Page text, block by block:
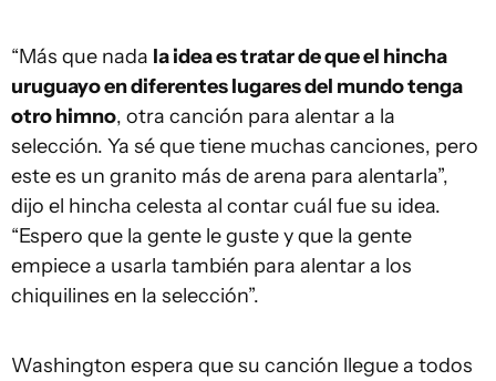
“Más que nada la idea es tratar de que el hincha
uruguayo en diferentes lugares del mundo tenga
otro himno, otra canción para alentar a la
selección. Ya sé que tiene muchas canciones, pero
este es un granito más de arena para alentarla”,
dijo el hincha celesta al contar cuál fue su idea.
“Espero que la gente le guste y que la gente
empiece a usarla también para alentar a los
chiquilines en la selección”.
Washington espera que su canción llegue a todos